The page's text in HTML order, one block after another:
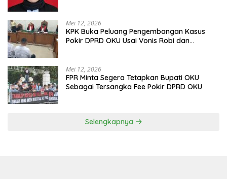
Mei 12, 2026
KPK Buka Peluang Pengembangan Kasus
Pokir DPRD OKU Usai Vonis Robi dan
Mei 12, 2026
FPR Minta Segera Tetapkan Bupati OKU
Sebagai Tersangka Fee Pokir DPRD OKU
Selengkapnya